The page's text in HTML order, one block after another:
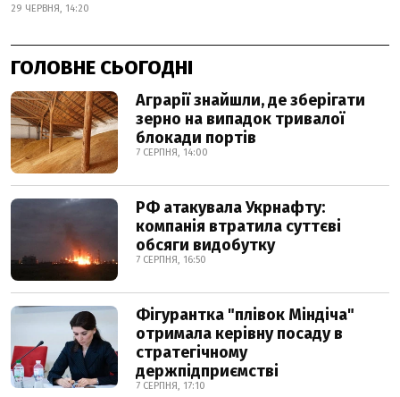
29 ЧЕРВНЯ, 14:20
ГОЛОВНЕ СЬОГОДНІ
Аграрії знайшли, де зберігати
зерно на випадок тривалої
блокади портів
7 СЕРПНЯ, 14:00
РФ атакувала Укрнафту:
компанія втратила суттєві
обсяги видобутку
7 СЕРПНЯ, 16:50
Фігурантка "плівок Міндіча"
отримала керівну посаду в
стратегічному
держпідприємстві
7 СЕРПНЯ, 17:10